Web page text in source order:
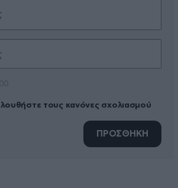
τους κανόνες σχολιασμού
ΠΡΟΣΘΗΚΗ